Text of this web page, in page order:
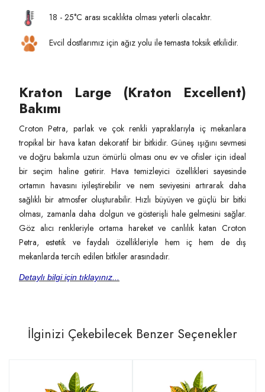
18 - 25°C arası sıcaklıkta olması yeterli olacaktır.
Evcil dostlarımız için ağız yolu ile temasta toksik etkilidir.
Kraton Large (Kraton Excellent)
Bakımı
Croton Petra, parlak ve çok renkli yapraklarıyla iç mekanlara
tropikal bir hava katan dekoratif bir bitkidir. Güneş ışığını sevmesi
ve doğru bakımla uzun ömürlü olması onu ev ve ofisler için ideal
bir seçim haline getirir. Hava temizleyici özellikleri sayesinde
ortamın havasını iyileştirebilir ve nem seviyesini artırarak daha
sağlıklı bir atmosfer oluşturabilir. Hızlı büyüyen ve güçlü bir bitki
olması, zamanla daha dolgun ve gösterişli hale gelmesini sağlar.
Göz alıcı renkleriyle ortama hareket ve canlılık katan Croton
Petra, estetik ve faydalı özellikleriyle hem iç hem de dış
mekanlarda tercih edilen bitkiler arasındadır.
Detaylı bilgi için tıklayınız...
İlginizi Çekebilecek Benzer Seçenekler